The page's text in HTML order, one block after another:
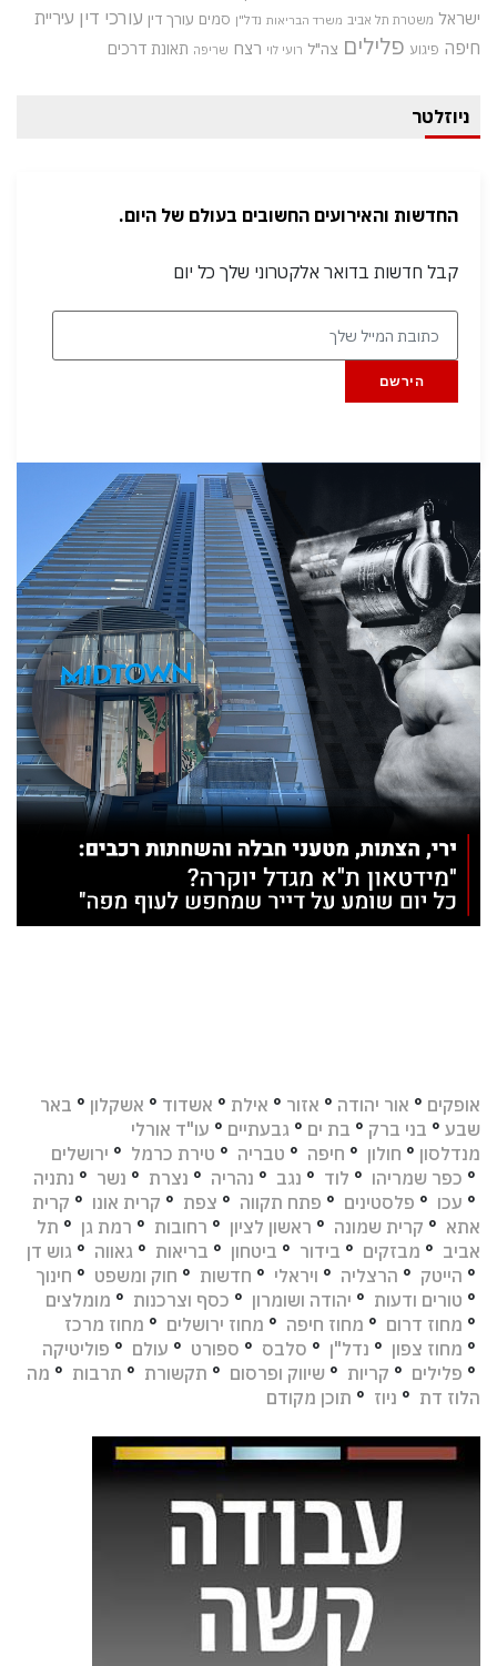
ישראל משטרת תל אביב משרד הבריאות נדל"ן סמים עורך דין עורכי דין עיריית
חיפה פיגוע פלילים צה"ל רועי לוי רצח שריפה תאונת דרכים
ניוזלטר
החדשות והאירועים החשובים בעולם של היום.
קבל חדשות בדואר אלקטרוני שלך כל יום
הירשם
אופקים ° אור יהודה ° אזור ° אילת ° אשדוד ° אשקלון ° באר
שבע ° בני ברק ° בת ים ° גבעתיים ° עו"ד אורלי
מנדלסון ° חולון ° חיפה ° טבריה ° טירת כרמל ° ירושלים
° כפר שמריהו ° לוד ° נגב ° נהריה ° נצרת ° נשר ° נתניה
° עכו ° פלסטינים ° פתח תקווה ° צפת ° קרית אונו ° קרית
אתא ° קרית שמונה ° ראשון לציון ° רחובות ° רמת גן ° תל
אביב ° מבזקים ° בידור ° ביטחון ° בריאות ° גאווה ° גוש דן
° הייטק ° הרצליה ° ויראלי ° חדשות ° חוק ומשפט ° חינוך
° טורים ודעות ° יהודה ושומרון ° כסף וצרכנות ° מומלצים
° מחוז דרום ° מחוז חיפה ° מחוז ירושלים ° מחוז מרכז
° מחוז צפון ° נדל"ן ° סלבס ° ספורט ° עולם ° פוליטיקה
° פלילים ° קריות ° שיווק ופרסום ° תקשורת ° תרבות ° מה
הלוז דת ° ניוז ° תוכן מקודם